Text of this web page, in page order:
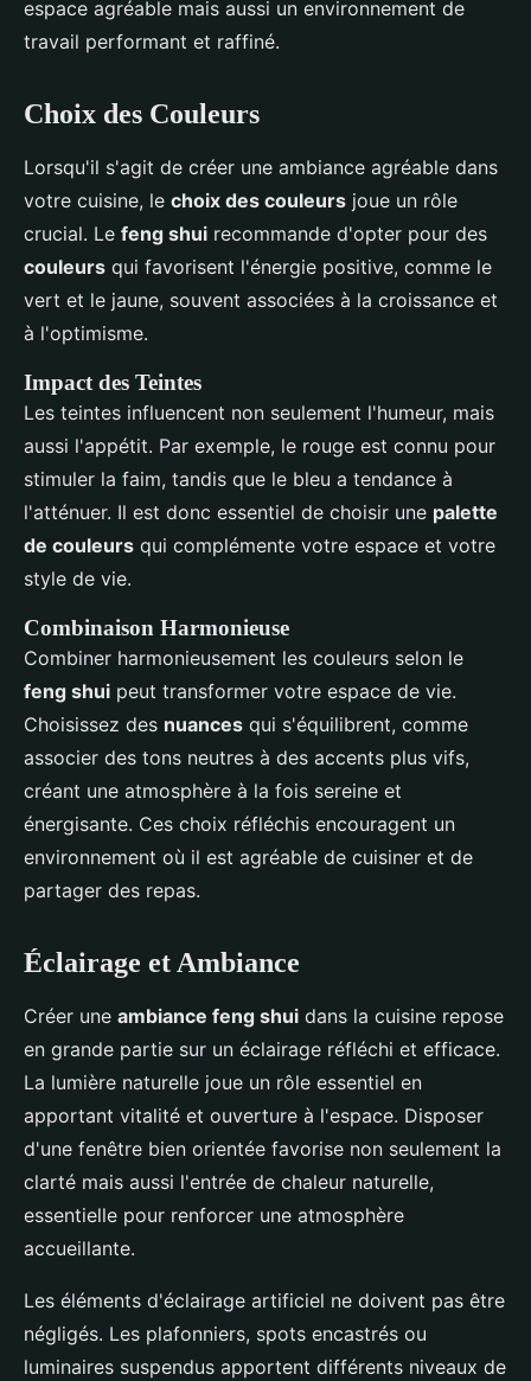
espace agréable mais aussi un environnement de
travail performant et raffiné.
Choix des Couleurs
Lorsqu'il s'agit de créer une ambiance agréable dans
votre cuisine, le choix des couleurs joue un rôle
crucial. Le feng shui recommande d'opter pour des
couleurs qui favorisent l'énergie positive, comme le
vert et le jaune, souvent associées à la croissance et
à l'optimisme.
Impact des Teintes
Les teintes influencent non seulement l'humeur, mais
aussi l'appétit. Par exemple, le rouge est connu pour
stimuler la faim, tandis que le bleu a tendance à
l'atténuer. Il est donc essentiel de choisir une palette
de couleurs qui complémente votre espace et votre
style de vie.
Combinaison Harmonieuse
Combiner harmonieusement les couleurs selon le
feng shui peut transformer votre espace de vie.
Choisissez des nuances qui s'équilibrent, comme
associer des tons neutres à des accents plus vifs,
créant une atmosphère à la fois sereine et
énergisante. Ces choix réfléchis encouragent un
environnement où il est agréable de cuisiner et de
partager des repas.
Éclairage et Ambiance
Créer une ambiance feng shui dans la cuisine repose
en grande partie sur un éclairage réfléchi et efficace.
La lumière naturelle joue un rôle essentiel en
apportant vitalité et ouverture à l'espace. Disposer
d'une fenêtre bien orientée favorise non seulement la
clarté mais aussi l'entrée de chaleur naturelle,
essentielle pour renforcer une atmosphère
accueillante.
Les éléments d'éclairage artificiel ne doivent pas être
négligés. Les plafonniers, spots encastrés ou
luminaires suspendus apportent différents niveaux de